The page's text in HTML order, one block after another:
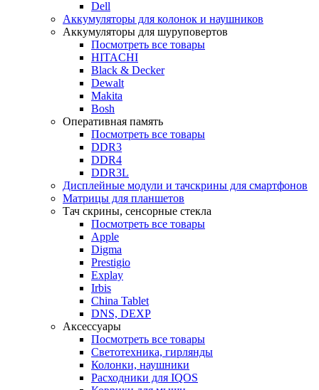
Dell
Аккумуляторы для колонок и наушников
Аккумуляторы для шуруповертов
Посмотреть все товары
HITACHI
Black & Decker
Dewalt
Makita
Bosh
Оперативная память
Посмотреть все товары
DDR3
DDR4
DDR3L
Дисплейные модули и тачскрины для смартфонов
Матрицы для планшетов
Тач скрины, сенсорные стекла
Посмотреть все товары
Apple
Digma
Prestigio
Explay
Irbis
China Tablet
DNS, DEXP
Аксессуары
Посмотреть все товары
Светотехника, гирлянды
Колонки, наушники
Расходники для IQOS